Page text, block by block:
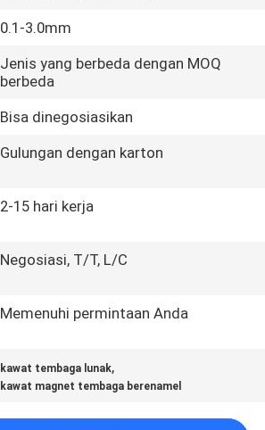
0.1-3.0mm
Jenis yang berbeda dengan MOQ
berbeda
Bisa dinegosiasikan
Gulungan dengan karton
2-15 hari kerja
Negosiasi, T/T, L/C
Memenuhi permintaan Anda
kawat tembaga lunak,
kawat magnet tembaga berenamel